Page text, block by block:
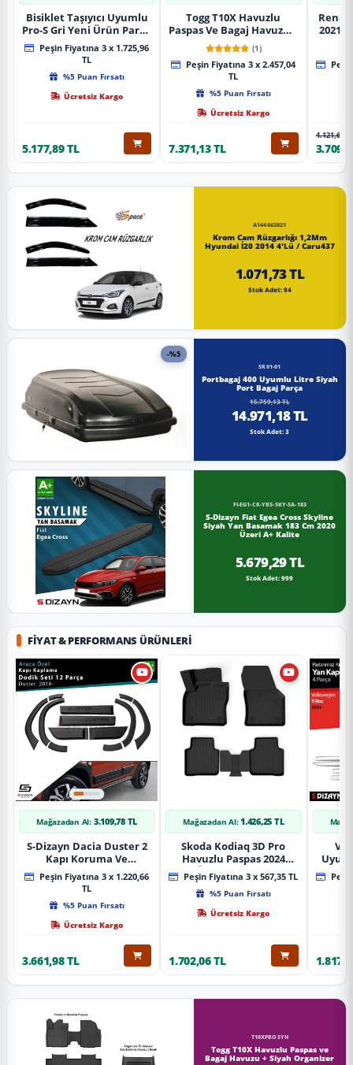
Bisiklet Taşıyıcı Uyumlu
Pro-S Gri Yeni Ürün Parça
Tavan Tipi Bisiklet
Taşıyıcı
Peşin Fiyatına 3 x 1.725,96
TL
%5 Puan Fırsatı
Ücretsiz Kargo
5.177,89 TL
Togg T10X Havuzlu
Paspas Ve Bagaj Havuzu +
Siyah Organizer
(1)
Peşin Fiyatına 3 x 2.457,04
TL
%5 Puan Fırsatı
Ücretsiz Kargo
7.371,13 TL
2021
4.121,65 TL
A144662021
Krom Cam Rüzgarlığı 1,2Mm
Hyundai İ20 2014 4'Lü / Caru437
1.071,73 TL
Stok Adet: 94
-%5
SR01-01
Portbagaj 400 Uyumlu Litre Siyah
Port Bagaj Parça
15.759,13 TL
14.971,18 TL
Stok Adet: 3
FI-EG1-CR-YBS-SKY-SA-183
S-Dizayn Fiat Egea Cross Skyline
Siyah Yan Basamak 183 Cm 2020
Üzeri A+ Kalite
5.679,29 TL
Stok Adet: 999
FIYAT & PERFORMANS ÜRÜNLERI
Mağazadan Al: 3.109,78 TL
S-Dizayn Dacia Duster 2
Kapı Koruma Ve
Çamurluk Kaplaması
Dodik Seti 2018 Üzeri A+
Kalite
Peşin Fiyatına 3 x 1.220,66
TL
%5 Puan Fırsatı
Ücretsiz Kargo
3.661,98 TL
Mağazadan Al: 1.426,25 TL
Skoda Kodiaq 3D Pro
Havuzlu Paspas 2024
Üzeri A+ Kalite
Peşin Fiyatına 3 x 567,35 TL
%5 Puan Fırsatı
Ücretsiz Kargo
1.702,06 TL
Yan
T10XPBOSYH
Togg T10X Havuzlu Paspas ve
Bagaj Havuzu + Siyah Organizer